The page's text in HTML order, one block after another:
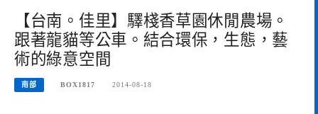
【台南。佳里】驛棧香草園休閒農場。
跟著龍貓等公車。結合環保，生態，藝
術的綠意空間
南部 BOX1817 2014-08-18